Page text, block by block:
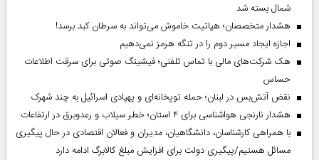
شمال بسته شد
هشدار متخصصان؛ هپاتیت خاموش می‌تواند به سرطان کبد برسد!
اجازه ایجاد مسیر دوم را در تنگه هرمز نمی‌دهیم
هک شرکت‌های مالی با تماس تلفنی؛ فیشینگ صوتی برای سرقت اطلاعات
حساس
نقض آتش‌بس در لبنان؛ حمله توپخانه‌ای و پهپادی اسرائیل به چند شهرک
هشدار نارنجی هواشناسی برای ۴ استان؛ خطر سیلاب و رعدوبرق در ارتفاعات
با همراهی کارشناسان، دانشگاهیان، مدیران و فعالان اقتصادی در حال پیگیری
مسائل هستیم/پیگیری دولت برای افزایش مبلغ کالابرگ ادامه دارد